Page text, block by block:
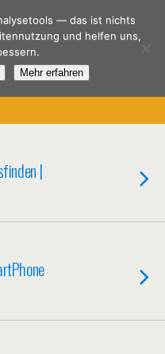
|
— das ist nichts
und helfen uns,
Mehr erfahren